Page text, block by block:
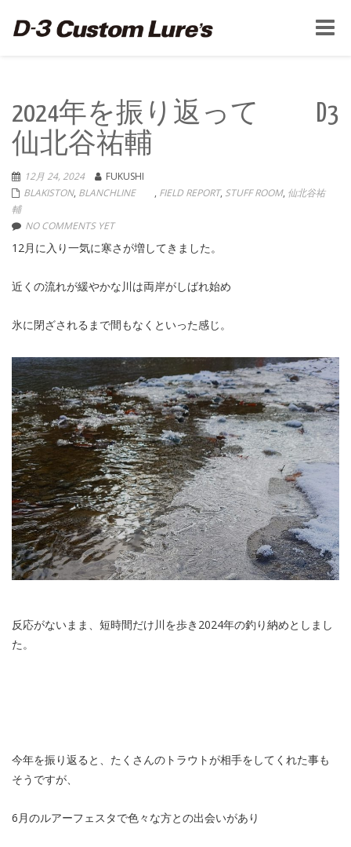
Toggle
2024年を振り返って D3
仙北谷祐輔
12月 24, 2024
FUKUSHI
BLAKISTON, BLANCHLINE , FIELD REPORT, STUFF ROOM, 仙北谷祐
輔
NO COMMENTS YET
12月に入り一気に寒さが増してきました。
近くの流れが緩やかな川は両岸がしばれ始め
氷に閉ざされるまで間もなくといった感じ。
反応がないまま、短時間だけ川を歩き2024年の釣り納めとしまし
た。
今年を振り返ると、たくさんのトラウトが相手をしてくれた事も
そうですが、
6月のルアーフェスタで色々な方との出会いがあり